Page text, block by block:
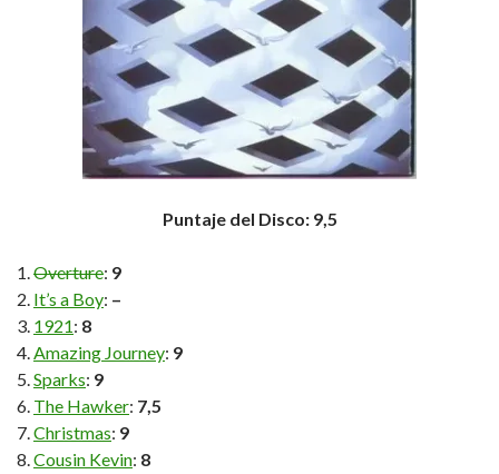
Puntaje del Disco: 9,5
Overture: 9
It’s a Boy: –
1921: 8
Amazing Journey: 9
Sparks: 9
The Hawker: 7,5
Christmas: 9
Cousin Kevin: 8